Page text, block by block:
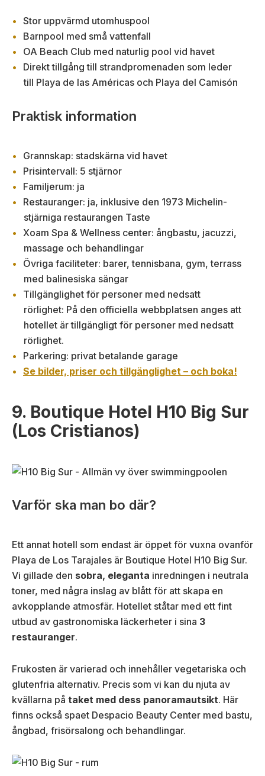
Stor uppvärmd utomhuspool
Barnpool med små vattenfall
OA Beach Club med naturlig pool vid havet
Direkt tillgång till strandpromenaden som leder
till Playa de las Américas och Playa del Camisón
Praktisk information
Grannskap: stadskärna vid havet
Prisintervall: 5 stjärnor
Familjerum: ja
Restauranger: ja, inklusive den 1973 Michelin-
stjärniga restaurangen Taste
Xoam Spa & Wellness center: ångbastu, jacuzzi,
massage och behandlingar
Övriga faciliteter: barer, tennisbana, gym, terrass
med balinesiska sängar
Tillgänglighet för personer med nedsatt
rörlighet: På den officiella webbplatsen anges att
hotellet är tillgängligt för personer med nedsatt
rörlighet.
Parkering: privat betalande garage
Se bilder, priser och tillgänglighet – och boka!
9. Boutique Hotel H10 Big Sur
(Los Cristianos)
Varför ska man bo där?
Ett annat hotell som endast är öppet för vuxna ovanför
Playa de Los Tarajales är Boutique Hotel H10 Big Sur.
Vi gillade den sobra, eleganta inredningen i neutrala
toner, med några inslag av blått för att skapa en
avkopplande atmosfär. Hotellet ståtar med ett fint
utbud av gastronomiska läckerheter i sina 3
restauranger.
Frukosten är varierad och innehåller vegetariska och
glutenfria alternativ. Precis som vi kan du njuta av
kvällarna på taket med dess panoramautsikt. Här
finns också spaet Despacio Beauty Center med bastu,
ångbad, frisörsalong och behandlingar.